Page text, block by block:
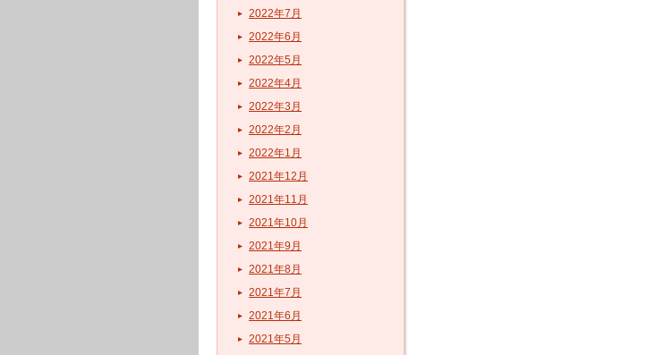
2022年7月
2022年6月
2022年5月
2022年4月
2022年3月
2022年2月
2022年1月
2021年12月
2021年11月
2021年10月
2021年9月
2021年8月
2021年7月
2021年6月
2021年5月